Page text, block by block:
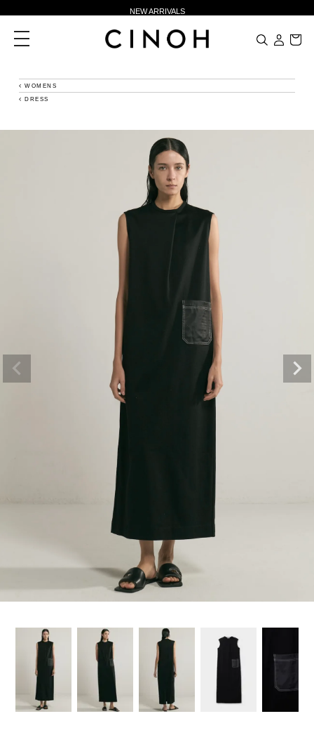
NEW ARRIVALS
新規会員登録500ポイントプレゼント
夏季休業に伴う一部業務休業のお知らせ
ニュースレター登録で¥1,000クーポン進呈
toggle
navigation
WOMENS
DRESS